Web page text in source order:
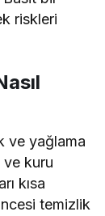
riskleri
ve yağlama
ve kuru
kısa
temizlik